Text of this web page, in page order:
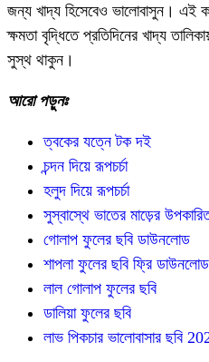
জন্য খাদ্য হিসেবেও ভালোবাসুন। এই
ক্ষমতা বৃদ্ধিতে প্রতিদিনের খাদ্য
সুস্থ থাকুন।
আরো পড়ুনঃ
ত্বকের যত্নে টক দই
চন্দন দিয়ে রূপচর্চা
হলুদ দিয়ে রূপচর্চা
সুস্বাস্থে ভাতের মাড়ের
গোলাপ ফুলের ছবি ডাউনলোড
শাপলা ফুলের ছবি ফ্রি
লাল গোলাপ ফুলের ছবি
ডালিয়া ফুলের ছবি
লাভ পিকচার ভালোবাসার ছবি